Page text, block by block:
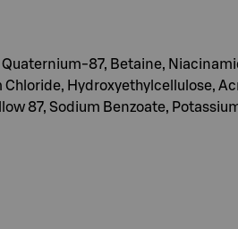
87, Betaine,
Hydroxyethylcellulose,
87, Sodium Benzoate,